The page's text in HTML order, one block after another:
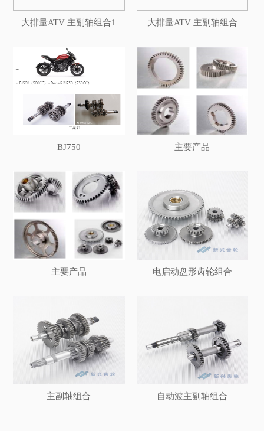
大排量ATV 主副轴组合1 大排量ATV 主副轴组合
BJ750 主要产品
主要产品 电启动盘形齿轮组合
主副轴组合 自动波主副轴组合